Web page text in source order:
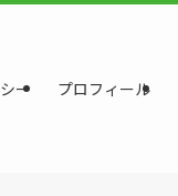
ー プロフィール